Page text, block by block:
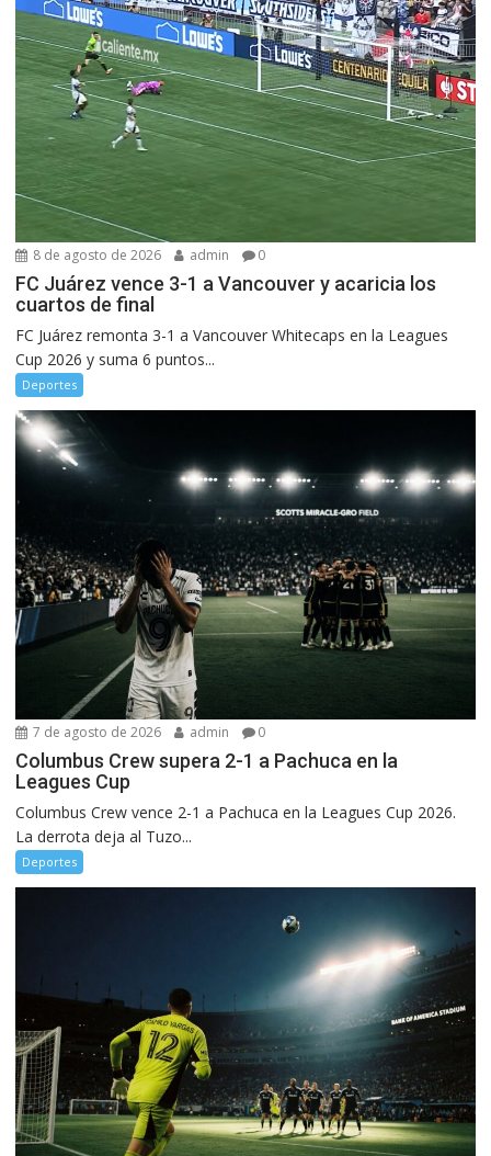
8 de agosto de 2026 admin 0
FC Juárez vence 3-1 a Vancouver y acaricia los
cuartos de final
FC Juárez remonta 3-1 a Vancouver Whitecaps en la Leagues
Cup 2026 y suma 6 puntos...
Deportes
7 de agosto de 2026 admin 0
Columbus Crew supera 2-1 a Pachuca en la
Leagues Cup
Columbus Crew vence 2-1 a Pachuca en la Leagues Cup 2026.
La derrota deja al Tuzo...
Deportes